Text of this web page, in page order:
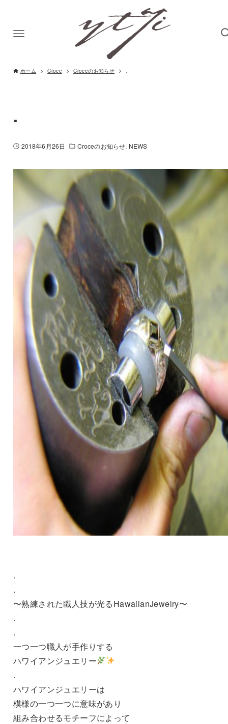
ホーム Croce Croceのお知らせ .
.
2018年6月26日 Croceのお知らせ NEWS
.
.
〜熟練された職人技が光るHawaiianJewelry〜
.
.
一つ一つ職人が手作りする
ハワイアンジュエリー
.
ハワイアンジュエリーは
模様の一つ一つに意味があり
組み合わせるモチーフによって